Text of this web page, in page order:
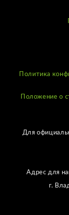
Политика
Положение о
Для
Адрес для
г.